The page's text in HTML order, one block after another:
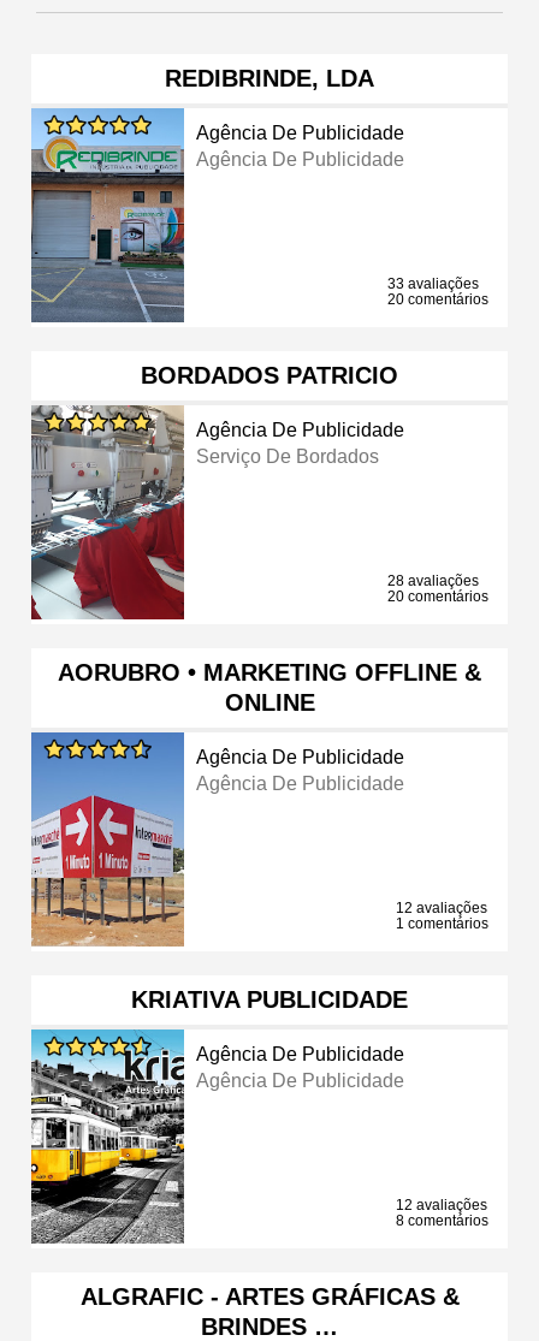
REDIBRINDE, LDA
Agência De Publicidade
Agência De Publicidade
33 avaliações
20 comentários
BORDADOS PATRICIO
Agência De Publicidade
Serviço De Bordados
28 avaliações
20 comentários
AORUBRO • MARKETING OFFLINE &
ONLINE
Agência De Publicidade
Agência De Publicidade
12 avaliações
1 comentários
KRIATIVA PUBLICIDADE
Agência De Publicidade
Agência De Publicidade
12 avaliações
8 comentários
ALGRAFIC - ARTES GRÁFICAS &
BRINDES …